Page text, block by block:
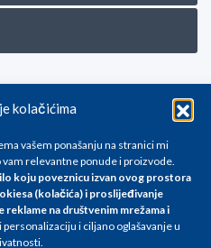
kolačićima
vašem ponašanju na stranici mi
relevantne ponude i proizvode.
koju poveznicu izvan ovog prostora
(kolačića) i proslijeđivanje
reklame na društvenim mrežama i
i ciljano oglašavanje u
obratite nam se na
karaktera i podložne su
u Eurima i uključuju PDV. Sve